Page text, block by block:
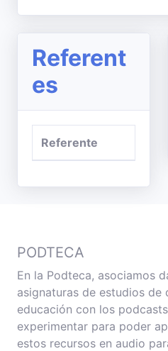
Referent
es
Referente
PODTECA
En la Podteca, asociamos
asignaturas de estudios de
educación con los
experimentar para poder
estos recursos en audio